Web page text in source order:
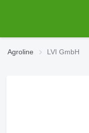
Agroline LVI GmbH